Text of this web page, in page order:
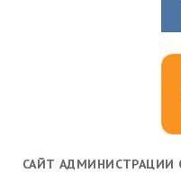
САЙТ АДМИНИСТРАЦИИ